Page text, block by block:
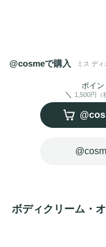
リッチな バーム
テクス
さと輝きを与えるボデ
90%*1自然由来のフォ
する成分であるセンテ
用。たっぷりのローズ
しくなめらかに仕上げ
質感のキャップがあし
@cosmeで購入 ミス デ
ポイン
1,500円（
ボディクリーム・